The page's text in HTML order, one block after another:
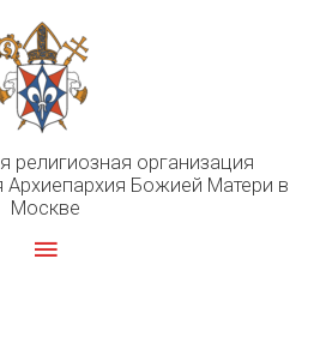
религиозная организация
Архиепархия Божией Матери в
Москве
Главное